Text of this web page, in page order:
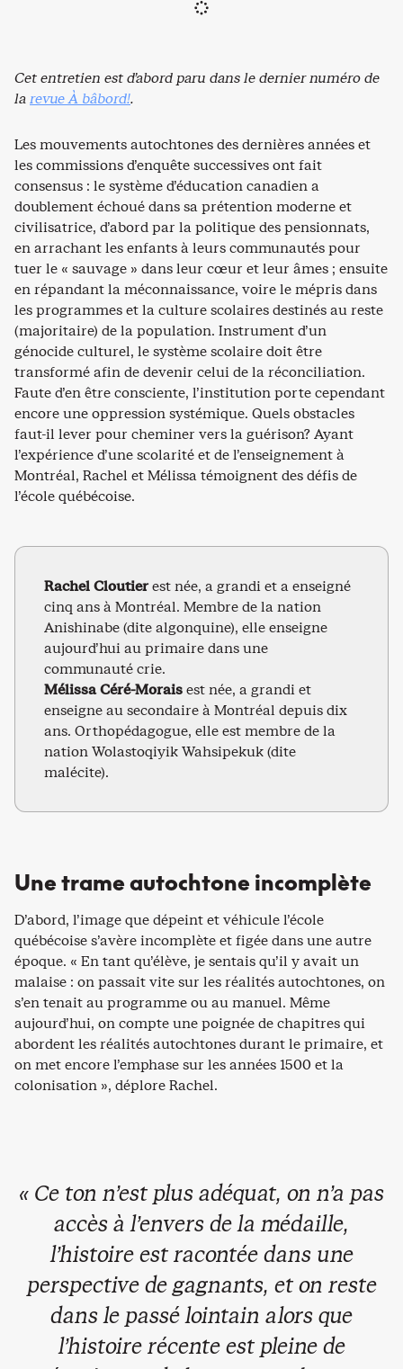
Cet entretien est d’abord paru dans le dernier numéro de
larevue À bâbord!.
Les mouvements autochtones des dernières années et
les commissions d’enquête successives ont fait
consensus : le système d’éducation canadien a
doublement échoué dans sa prétention moderne et
civilisatrice, d’abord par la politique des pensionnats,
en arrachant les enfants à leurs communautés pour
tuer le « sauvage » dans leur cœur et leur âmes ; ensuite
en répandant la méconnaissance, voire le mépris dans
les programmes et la culture scolaires destinés au reste
(majoritaire) de la population. Instrument d’un
génocide culturel, le système scolaire doit être
transformé afin de devenir celui de la réconciliation.
Faute d’en être consciente, l’institution porte cependant
encore une oppression systémique. Quels obstacles
faut-il lever pour cheminer vers la guérison? Ayant
l’expérience d’une scolarité et de l’enseignement à
Montréal, Rachel et Mélissa témoignent des défis de
l’école québécoise.
Rachel Cloutierest née, a grandi et a enseigné
cinq ans à Montréal. Membre de la nation
Anishinabe (dite algonquine), elle enseigne
aujourd’hui au primaire dans une
communauté crie.
Mélissa Céré-Moraisest née, a grandi et
enseigne au secondaire à Montréal depuis dix
ans. Orthopédagogue, elle est membre de la
nation Wolastoqiyik Wahsipekuk (dite
malécite).
Une trame autochtone incomplète
D’abord, l’image que dépeint et véhicule l’école
québécoise s’avère incomplète et figée dans une autre
époque. « En tant qu’élève, je sentais qu’il y avait un
malaise : on passait vite sur les réalités autochtones, on
s’en tenait au programme ou au manuel. Même
aujourd’hui, on compte une poignée de chapitres qui
abordent les réalités autochtones durant le primaire, et
on met encore l’emphase sur les années 1500 et la
colonisation », déplore Rachel.
« Ce ton n’est plus adéquat, on n’a pas
accès à l’envers de la médaille,
l’histoire est racontée dans une
perspective de gagnants, et on reste
dans le passé lointain alors que
l’histoire récente est pleine de